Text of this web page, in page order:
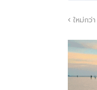
ใหม่กว่า